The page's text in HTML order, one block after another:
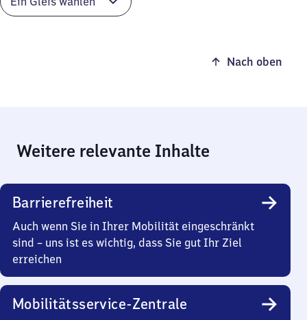
Nach oben
Weitere relevante Inhalte
Barrierefreiheit
Auch wenn Sie in Ihrer Mobilität eingeschränkt
sind – uns ist es wichtig, dass Sie gut Ihr Ziel
erreichen
Mobilitätsservice-Zentrale